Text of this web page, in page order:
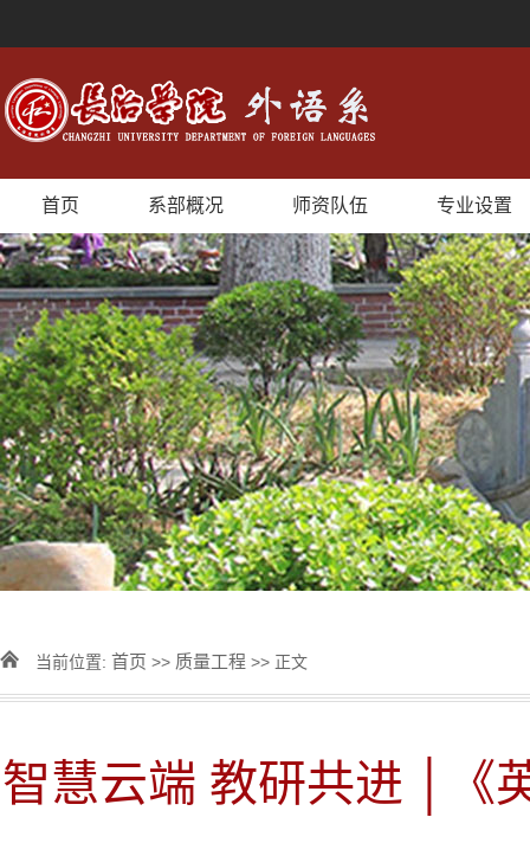
首页 系部概况 师资队伍 专业设置
当前位置: 首页 >> 质量工程 >> 正文
智慧云端 教研共进 │《